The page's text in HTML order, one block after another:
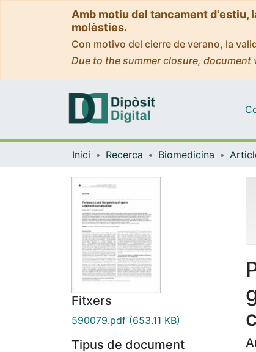
Amb motiu del tancament d'estiu,
molèsties.
Con motivo del cierre de verano, la
Due to the summer closure,
Inici Recerca Biomedicina
Fitxers
590079.pdf (653.11 KB)
Tipus de document